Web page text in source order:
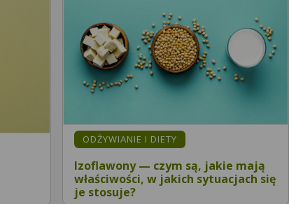
ODŻYWIANIE I DIETY
Izoflawony — czym są, jakie mają
właściwości, w jakich sytuacjach się
je stosuje?